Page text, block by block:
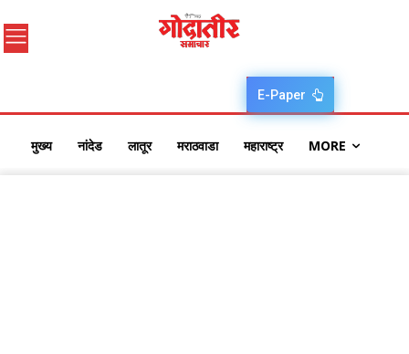
E-Paper
मुख्य नांदेड लातूर मराठवाडा महाराष्ट्र MORE